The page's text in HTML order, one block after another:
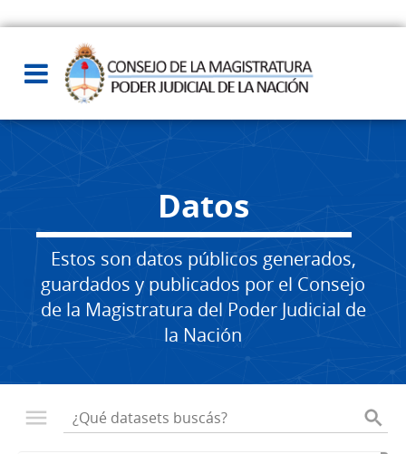
Datos
Estos son datos públicos generados,
guardados y publicados por el Consejo
de la Magistratura del Poder Judicial de
la Nación